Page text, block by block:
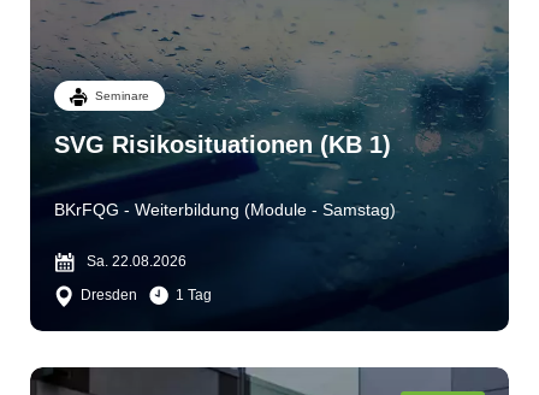
Seminare
SVG Risikosituationen (KB 1)
BKrFQG - Weiterbildung (Module - Samstag)
Sa. 22.08.2026
Dresden
1 Tag